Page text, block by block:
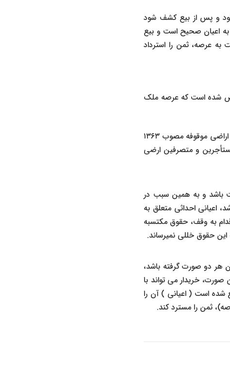
و پس از بیع کشف شود
و اعیان هر دو باطل است؟ ۲-ایا بیع نسبت به اعیان صحیح است و بیع
عرصه، ثمن را استرداد
شده است که عرصه ملک
ب و اراضی موقوفه مصوب ۱۳۶۳
مکتسبه مستأجرین و متصرفین ارضی
باشد و به همین سبب در
اعیانی احداثی متعلق به
به وقف، حقوق مکتسبه
حقوق خللی نمیرساند.
هر دو صورت گرفته باشد،
خریدار می تواند با
شده است ( اعیانی ) آن را